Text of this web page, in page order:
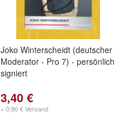
Joko Winterscheidt (deutscher
Moderator - Pro 7) - persönlich
signiert
3,40 €
+ 0,90 € Versand